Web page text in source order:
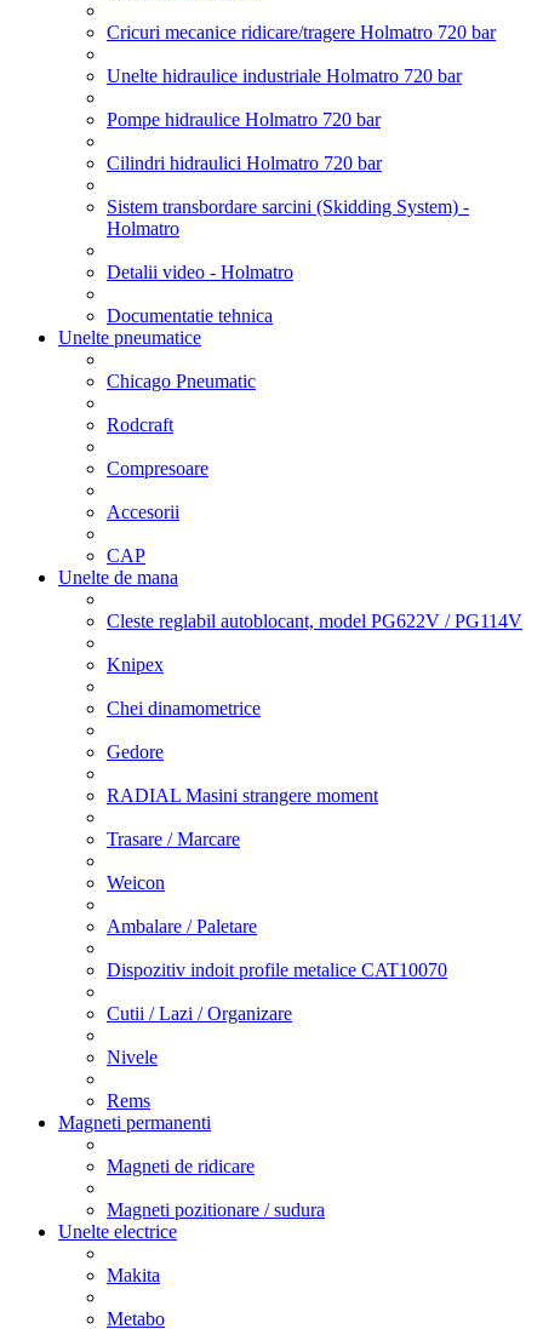
Cricuri mecanice ridicare/tragere Holmatro 720 bar
Unelte hidraulice industriale Holmatro 720 bar
Pompe hidraulice Holmatro 720 bar
Cilindri hidraulici Holmatro 720 bar
Sistem transbordare sarcini (Skidding System) -
Holmatro
Detalii video - Holmatro
Documentatie tehnica
Unelte pneumatice
Chicago Pneumatic
Rodcraft
Compresoare
Accesorii
CAP
Unelte de mana
Cleste reglabil autoblocant, model PG622V / PG114V
Knipex
Chei dinamometrice
Gedore
RADIAL Masini strangere moment
Trasare / Marcare
Weicon
Ambalare / Paletare
Dispozitiv indoit profile metalice CAT10070
Cutii / Lazi / Organizare
Nivele
Rems
Magneti permanenti
Magneti de ridicare
Magneti pozitionare / sudura
Unelte electrice
Makita
Metabo